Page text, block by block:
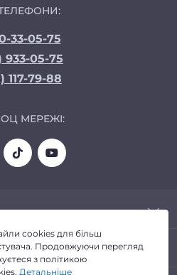
33-05-75
933-05-75
117-79-88
МЕРЕЖІ:
cookies для більш
Продовжуючи перегляд
з політикою
Детальніше